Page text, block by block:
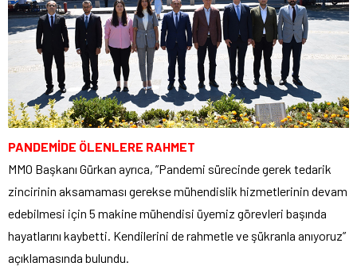
PANDEMİDE ÖLENLERE RAHMET
MMO Başkanı Gürkan ayrıca, ”Pandemi sürecinde gerek tedarik
zincirinin aksamaması gerekse mühendislik hizmetlerinin devam
edebilmesi için 5 makine mühendisi üyemiz görevleri başında
hayatlarını kaybetti. Kendilerini de rahmetle ve şükranla anıyoruz”
açıklamasında bulundu.